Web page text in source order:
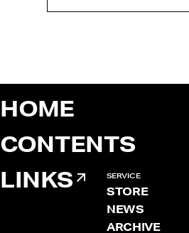
HOME
CONTENTS
LINKS
SERVICE
STORE
NEWS
ARCHIVE